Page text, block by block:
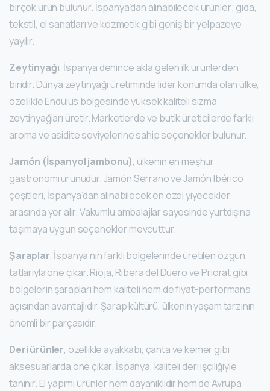
birçok ürün bulunur. İspanya’dan alınabilecek ürünler; gıda,
tekstil, el sanatları ve kozmetik gibi geniş bir yelpazeye
yayılır.
Zeytinyağı, İspanya denince akla gelen ilk ürünlerden
biridir. Dünya zeytinyağı üretiminde lider konumda olan ülke,
özellikle Endülüs bölgesinde yüksek kaliteli sızma
zeytinyağları üretir. Marketlerde ve butik üreticilerde farklı
aroma ve asidite seviyelerine sahip seçenekler bulunur.
Jamón (İspanyol jambonu), ülkenin en meşhur
gastronomi ürünüdür. Jamón Serrano ve Jamón Ibérico
çeşitleri, İspanya’dan alınabilecek en özel yiyecekler
arasında yer alır. Vakumlu ambalajlar sayesinde yurtdışına
taşımaya uygun seçenekler mevcuttur.
Şaraplar, İspanya’nın farklı bölgelerinde üretilen özgün
tatlarıyla öne çıkar. Rioja, Ribera del Duero ve Priorat gibi
bölgelerin şarapları hem kaliteli hem de fiyat-performans
açısından avantajlıdır. Şarap kültürü, ülkenin yaşam tarzının
önemli bir parçasıdır.
Deri ürünler, özellikle ayakkabı, çanta ve kemer gibi
aksesuarlarda öne çıkar. İspanya, kaliteli deri işçiliğiyle
tanınır. El yapımı ürünler hem dayanıklıdır hem de Avrupa